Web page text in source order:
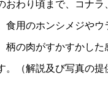
わり頃まで、コナ
用のホンシメジや
の肉がすかすかした
（解説及び写真の提